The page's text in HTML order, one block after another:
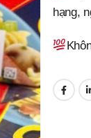
hạng,